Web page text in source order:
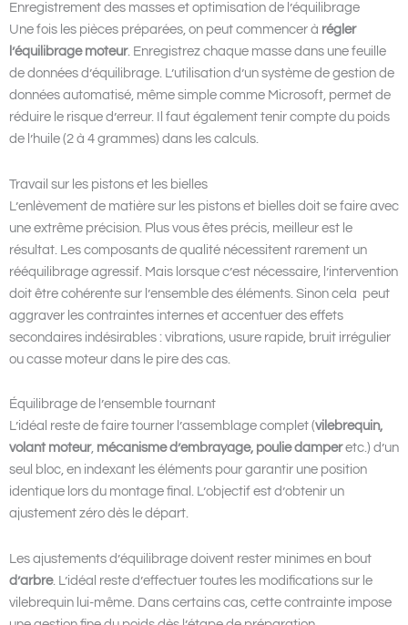
Enregistrement des masses et optimisation de l’équilibrage
Une fois les pièces préparées, on peut commencer à régler
l’équilibrage moteur. Enregistrez chaque masse dans une feuille
de données d’équilibrage. L’utilisation d’un système de gestion de
données automatisé, même simple comme Microsoft, permet de
réduire le risque d’erreur. Il faut également tenir compte du poids
de l’huile (2 à 4 grammes) dans les calculs.
Travail sur les pistons et les bielles
L’enlèvement de matière sur les pistons et bielles doit se faire avec
une extrême précision. Plus vous êtes précis, meilleur est le
résultat. Les composants de qualité nécessitent rarement un
rééquilibrage agressif. Mais lorsque c’est nécessaire, l’intervention
doit être cohérente sur l’ensemble des éléments. Sinon cela peut
aggraver les contraintes internes et accentuer des effets
secondaires indésirables : vibrations, usure rapide, bruit irrégulier
ou casse moteur dans le pire des cas.
Équilibrage de l’ensemble tournant
L’idéal reste de faire tourner l’assemblage complet (vilebrequin,
volant moteur, mécanisme d’embrayage, poulie damperetc.) d’un
seul bloc, en indexant les éléments pour garantir une position
identique lors du montage final. L’objectif est d’obtenir un
ajustement zéro dès le départ.
Les ajustements d’équilibrage doivent rester minimes en bout
d’arbre. L’idéal reste d’effectuer toutes les modifications sur le
vilebrequin lui-même. Dans certains cas, cette contrainte impose